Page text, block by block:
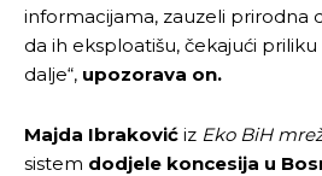
informacijama, zauzeli prirodna
da ih eksploatišu, čekajući
dalje“, upozorava on.
Majda Ibraković iz Eko BiH
sistem dodjele koncesija u